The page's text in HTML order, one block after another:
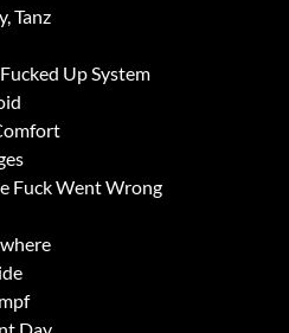
Tanz
Up System
Fuck Went Wrong